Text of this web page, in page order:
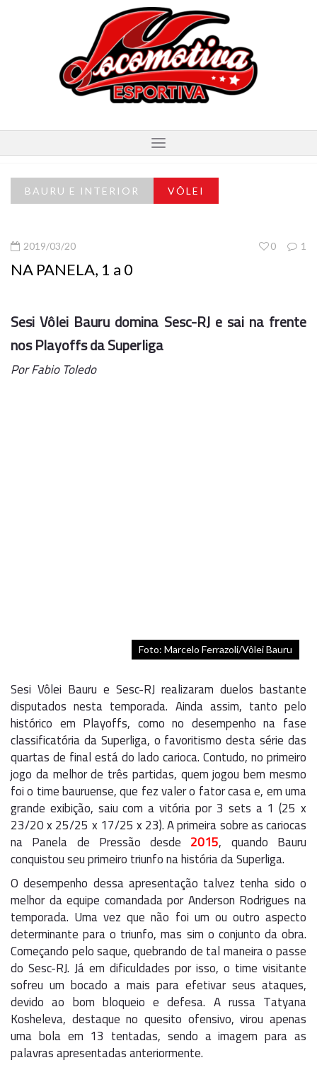
BAURU E INTERIOR VÔLEI
2019/03/20 1
0
NA PANELA, 1 a 0
Sesi Vôlei Bauru domina Sesc-RJ e sai na frente
nos Playoffs da Superliga
Por Fabio Toledo
Foto: Marcelo Ferrazoli/Vôlei Bauru
Sesi Vôlei Bauru e Sesc-RJ realizaram duelos bastante
disputados nesta temporada. Ainda assim, tanto pelo
histórico em Playoffs, como no desempenho na fase
classificatória da Superliga, o favoritismo desta série das
quartas de final está do lado carioca. Contudo, no primeiro
jogo da melhor de três partidas, quem jogou bem mesmo
foi o time bauruense, que fez valer o fator casa e, em uma
grande exibição, saiu com a vitória por 3 sets a 1 (25 x
23/20 x 25/25 x 17/25 x 23). A primeira sobre as cariocas
na Panela de Pressão desde 2015, quando Bauru
conquistou seu primeiro triunfo na história da Superliga.
O desempenho dessa apresentação talvez tenha sido o
melhor da equipe comandada por Anderson Rodrigues na
temporada. Uma vez que não foi um ou outro aspecto
determinante para o triunfo, mas sim o conjunto da obra.
Começando pelo saque, quebrando de tal maneira o passe
do Sesc-RJ. Já em dificuldades por isso, o time visitante
sofreu um bocado a mais para efetivar seus ataques,
devido ao bom bloqueio e defesa. A russa Tatyana
Kosheleva, destaque no quesito ofensivo, virou apenas
uma bola em 13 tentadas, sendo a imagem para as
palavras apresentadas anteriormente.